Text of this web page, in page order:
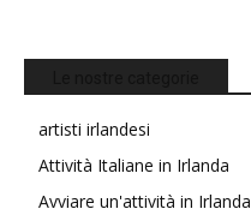
artisti irlandesi
Attività Italiane in Irlanda
Avviare un'attività in Irlanda